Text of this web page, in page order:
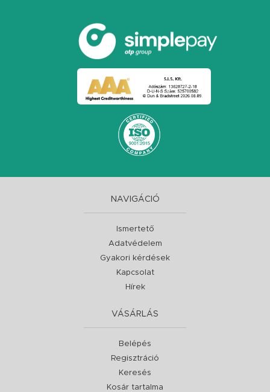
NAVIGÁCIÓ
Ismertető
Adatvédelem
Gyakori kérdések
Kapcsolat
Hírek
VÁSÁRLÁS
Belépés
Regisztráció
Keresés
Kosár tartalma